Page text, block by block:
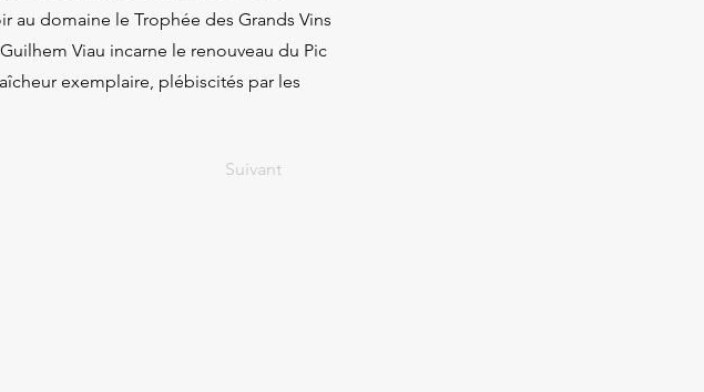
au domaine le Trophée des Grands Vins
Viau incarne le renouveau du Pic
exemplaire, plébiscités par les
Suivant